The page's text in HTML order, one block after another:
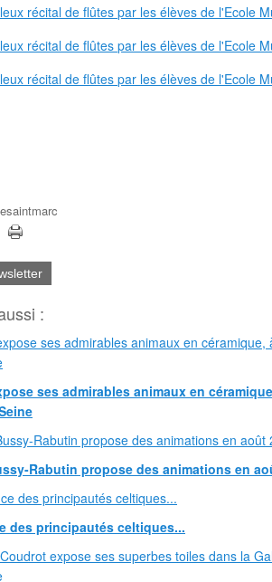
:
ses admirables animaux en
Rabutin propose des animations en
des principautés celtiques...